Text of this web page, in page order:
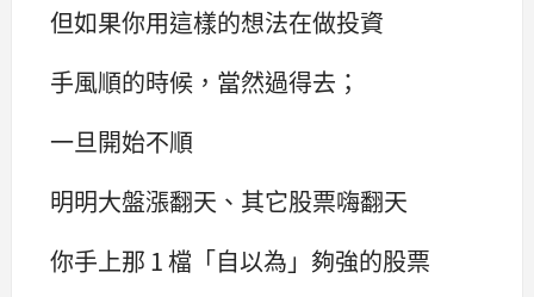
但如果你用這樣的想法在做投資
手風順的時候，當然過得去；
一旦開始不順
明明大盤漲翻天、其它股票嗨翻天
你手上那 1 檔「自以為」夠強的股票